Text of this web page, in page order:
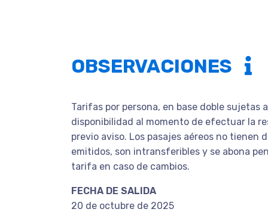
OBSERVACIONES
Tarifas por persona, en base doble sujetas
disponibilidad al momento de efectuar la
previo aviso. Los pasajes aéreos no tienen
emitidos, son intransferibles y se abona
tarifa en caso de cambios.
FECHA DE SALIDA
20 de octubre de 2025